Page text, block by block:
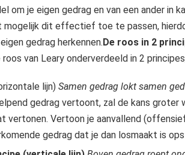
om je eigen gedrag en van een ander in
dit effectief toe te passen,
gedrag herkennen.De roos in 2
van Leary onderverdeeld in 2
lijn) Samen gedrag lokt samen
gedrag vertoont, zal de kans groter
vertonen. Vertoon je aanvallend
gedrag dat je dan losmaakt is